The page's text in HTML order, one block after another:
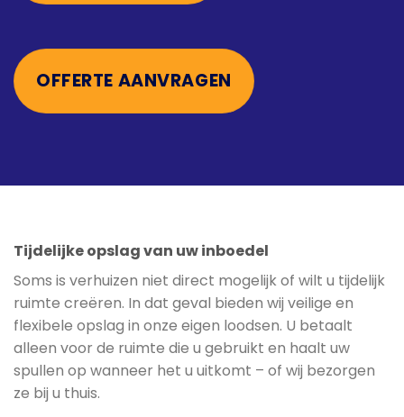
OFFERTE AANVRAGEN
Tijdelijke opslag van uw inboedel
Soms is verhuizen niet direct mogelijk of wilt u tijdelijk
ruimte creëren. In dat geval bieden wij veilige en
flexibele opslag in onze eigen loodsen. U betaalt
alleen voor de ruimte die u gebruikt en haalt uw
spullen op wanneer het u uitkomt – of wij bezorgen
ze bij u thuis.